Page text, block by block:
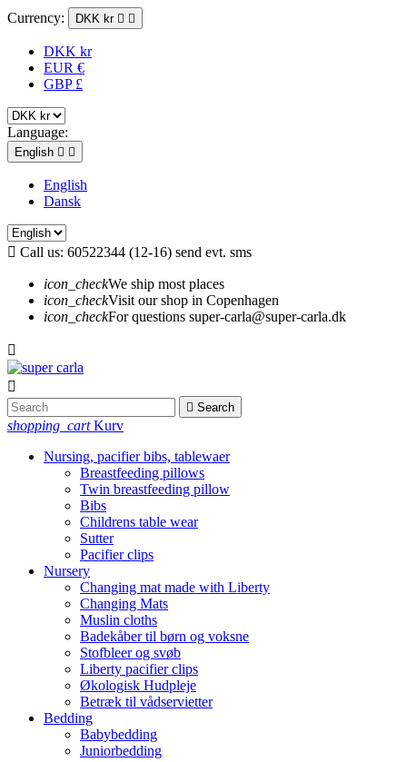
Currency: DKK kr  
DKK kr
EUR €
GBP £
Language:
English  
English
Dansk
 Call us: 60522344 (12-16) send evt. sms
icon_checkWe ship most places
icon_checkVisit our shop in Copenhagen
icon_checkFor questions super-carla@super-carla.dk


 Search
shopping_cart Kurv
Nursing, pacifier bibs, tablewaer
Breastfeeding pillows
Twin breastfeeding pillow
Bibs
Childrens table wear
Sutter
Pacifier clips
Nursery
Changing mat made with Liberty
Changing Mats
Muslin cloths
Badekåber til børn og voksne
Stofbleer og svøb
Liberty pacifier clips
Økologisk Hudpleje
Betræk til vådservietter
Bedding
Babybedding
Juniorbedding